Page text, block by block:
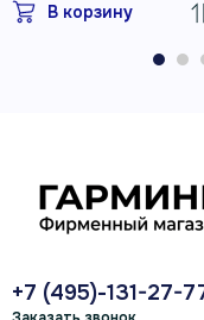
В корзину
+7 (495)-131-27-